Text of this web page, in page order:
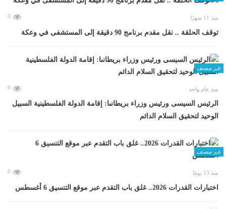
منذ 11 شهرًا 0
توقف الحلقة .. نقل مقدم برنامج 90 دقيقة إلى المستشفى في وعكة
غير مصنف
منذ عام واحد 0
الرئيس السيسى ورئيس وزراء بريطانىا: إقامة الدولة الفلسطينية السبيل
الوحيد لتحقيق السلام الدائم
غير مصنف
منذ 13 يومًا 0
اختبارات القدرات 2026.. غلق باب التقدم عبر موقع التنسيق 6 أغسطس